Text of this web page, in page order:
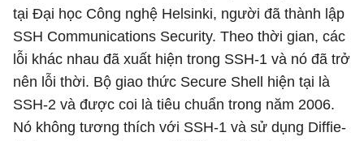
tại Đại học Công nghệ Helsinki, người đã thành lập
SSH Communications Security. Theo thời gian, các
lỗi khác nhau đã xuất hiện trong SSH-1 và nó đã trở
nên lỗi thời. Bộ giao thức Secure Shell hiện tại là
SSH-2 và được coi là tiêu chuẩn trong năm 2006.
Nó không tương thích với SSH-1 và sử dụng Diffie-